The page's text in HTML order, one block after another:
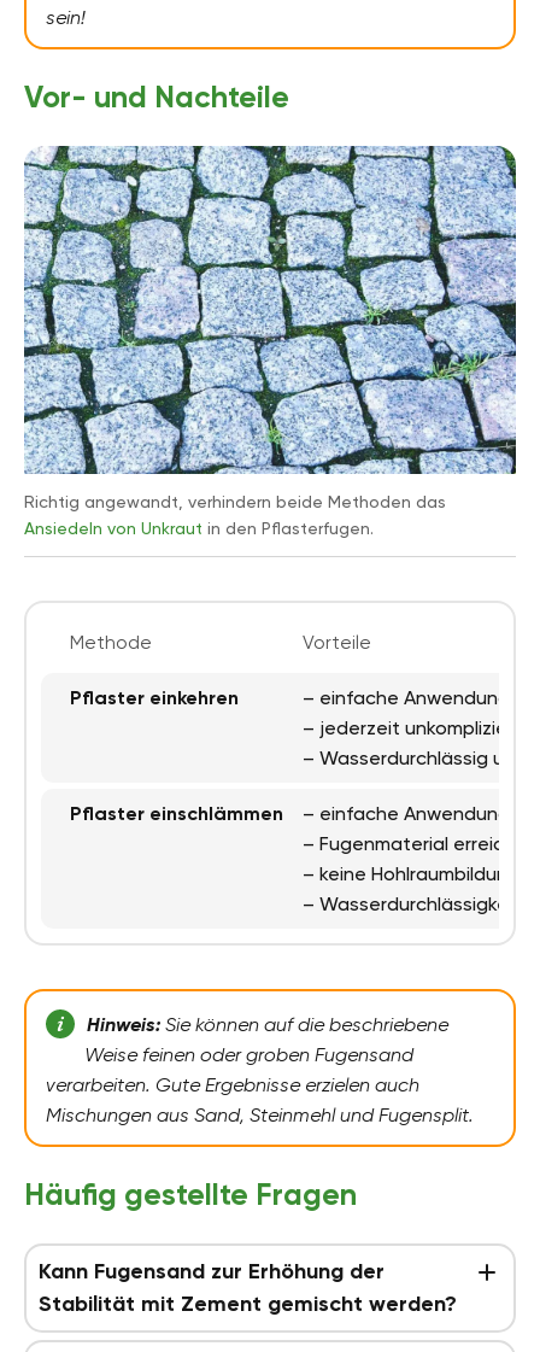
sein!
Vor- und Nachteile
Richtig angewandt, verhindern beide Methoden das
Ansiedeln von Unkraut in den Pflasterfugen.
Methode Vorteile
Pflaster einkehren
– einfache Anwendung
– jederzeit unkompliziert
– Wasserdurchlässig u.
Pflaster einschlämmen
– einfache Anwendung
– Fugenmaterial erreicht
– keine Hohlraumbildung,
– Wasserdurchlässigkeit
Hinweis: Sie können auf die beschriebene
Weise feinen oder groben Fugensand
verarbeiten. Gute Ergebnisse erzielen auch
Mischungen aus Sand, Steinmehl und Fugensplit.
Häufig gestellte Fragen
Kann Fugensand zur Erhöhung der
Stabilität mit Zement gemischt werden?